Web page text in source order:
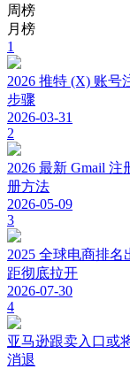
周榜
月榜
1
2026 推特 (X) 账号
步骤
2026-03-31
2
2026 最新 Gmail
册方法
2026-05-09
3
2025 全球电商排
距彻底拉开
2026-07-30
4
亚马逊跟卖入口或
消退